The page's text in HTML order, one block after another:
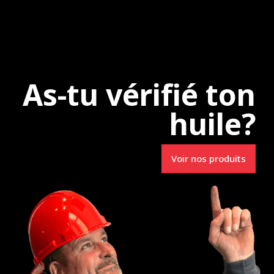
3231, route 157
du-Mont-Carmel (Qc) G0X 3J0
info@lubrifiantsrm.com
Tél. : 819 693-0006
As-tu vérifié ton
huile?
Voir nos produits